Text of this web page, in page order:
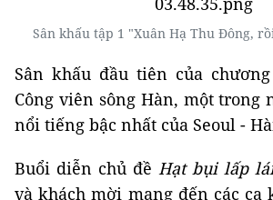
Sân khấu tập 1 "Xuân Hạ Thu Đông,
Sân khấu đầu tiên của
Công viên sông Hàn, một trong
nổi tiếng bậc nhất của Seoul -
Buổi diễn chủ đề Hạt bụi lấp
và khách mời mang đến các ca